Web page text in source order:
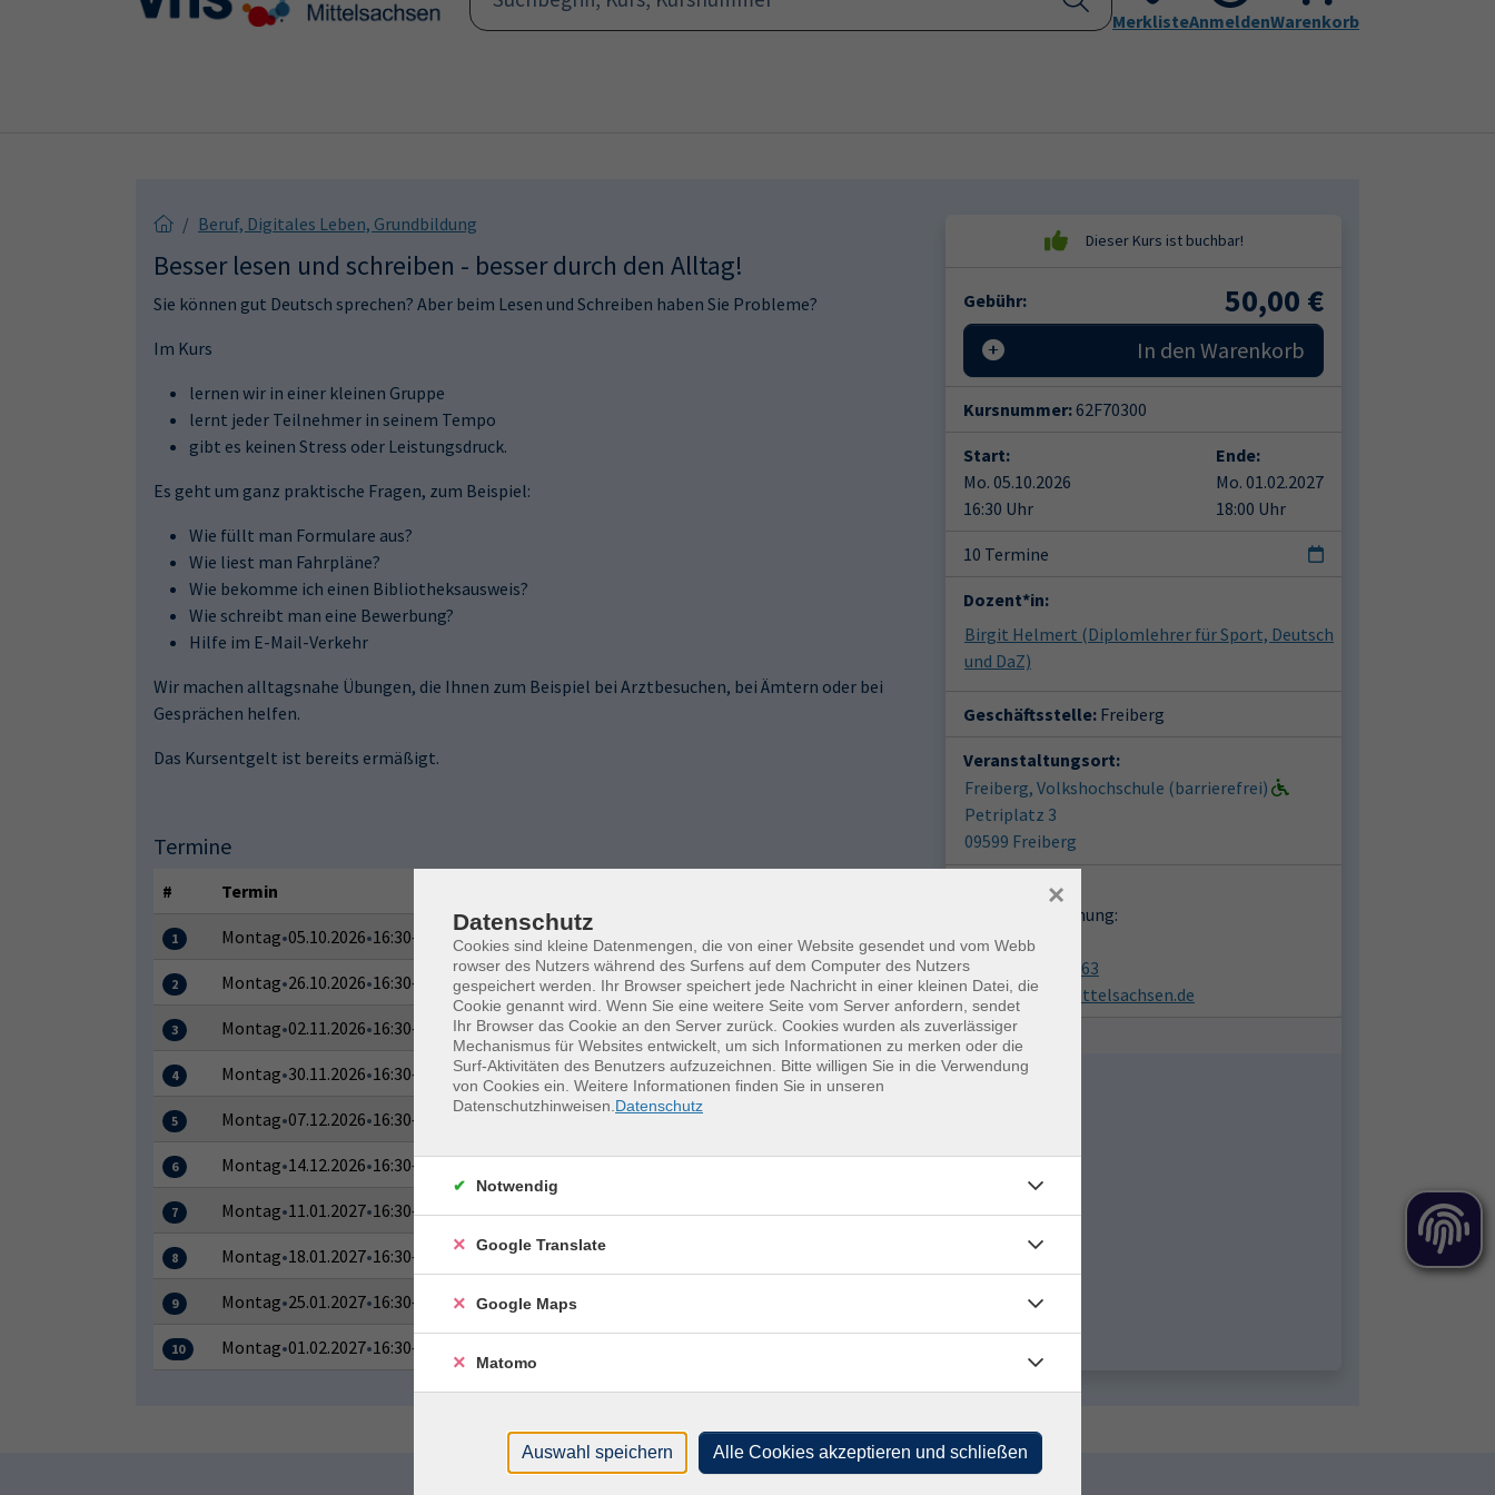
Skip to main content
Skip to page footer
Submenu for "Programm"Submenu for "Kontakt"
Aktuelles Leichte Sprache
MerklisteAnmeldenWarenkorb
Beruf, Digitales Leben, Grundbildung
Besser lesen und schreiben - besser durch den Alltag!
Sie können gut Deutsch sprechen? Aber beim Lesen und Schreiben haben Sie Probleme?
Im Kurs
lernen wir in einer kleinen Gruppe
lernt jeder Teilnehmer in seinem Tempo
gibt es keinen Stress oder Leistungsdruck.
Es geht um ganz praktische Fragen, zum Beispiel:
Wie füllt man Formulare aus?
Wie liest man Fahrpläne?
Wie bekomme ich einen Bibliotheksausweis?
Wie schreibt man eine Bewerbung?
Hilfe im E-Mail-Verkehr
Wir machen alltagsnahe Übungen, die Ihnen zum Beispiel bei Arztbesuchen, bei Ämtern oder bei
Gesprächen helfen.
Das Kursentgelt ist bereits ermäßigt.
Termine
# Termin
1 Montag•05.10.2026•16:30–18:00 Uhr Freiberg, Volkshochschule (barrierefrei)
2 Montag•26.10.2026•16:30–18:00 Uhr Freiberg, Volkshochschule (barrierefrei)
3 Montag•02.11.2026•16:30–18:00 Uhr Freiberg, Volkshochschule (barrierefrei)
4 Montag•30.11.2026•16:30–18:00 Uhr Freiberg, Volkshochschule (barrierefrei)
5 Montag•07.12.2026•16:30–18:00 Uhr Freiberg, Volkshochschule (barrierefrei)
6 Montag•14.12.2026•16:30–18:00 Uhr
7 Montag•11.01.2027•16:30–18:00 Uhr Freiberg, Volkshochschule (barrierefrei)
8 Montag•18.01.2027•16:30–18:00 Uhr Freiberg, Volkshochschule (barrierefrei)
9 Montag•25.01.2027•16:30–18:00 Uhr Freiberg, Volkshochschule (barrierefrei)
10 Montag•01.02.2027•16:30–18:00 Uhr
Gebühr: 50,00 €
In den Warenkorb
Kursnummer:62F70300
Start:
Mo. 05.10.2026
16:30 Uhr
Ende:
Mo. 01.02.2027
18:00 Uhr
10 Termine
Dozent*in:
Birgit Helmert (Diplomlehrer für Sport, Deutsch
und DaZ)
Geschäftsstelle: Freiberg
Veranstaltungsort:
Freiberg, Volkshochschule (barrierefrei)
Petriplatz 3
09599 Freiberg
Fragen zur Buchung:
Katrin Abel
03731 1613063
vhs@vhs-mittelsachsen.de
Datenschutz
Cookies sind kleine Datenmengen, die von einer Website gesendet und vom Webb
rowser des Nutzers während des Surfens auf dem Computer des Nutzers
gespeichert werden. Ihr Browser speichert jede Nachricht in einer kleinen Datei, die
Cookie genannt wird. Wenn Sie eine weitere Seite vom Server anfordern, sendet
Ihr Browser das Cookie an den Server zurück. Cookies wurden als zuverlässiger
Mechanismus für Websites entwickelt, um sich Informationen zu merken oder die
Surf-Aktivitäten des Benutzers aufzuzeichnen. Bitte willigen Sie in die Verwendung
von Cookies ein. Weitere Informationen finden Sie in unseren
Datenschutzhinweisen. Datenschutz
×
Notwendig
Google Translate
Google Maps
Matomo
Auswahl speichern Alle Cookies akzeptieren und schließen